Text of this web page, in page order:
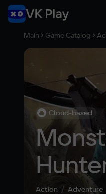
Main Game Catalog
Cloud-based
Action Adventure